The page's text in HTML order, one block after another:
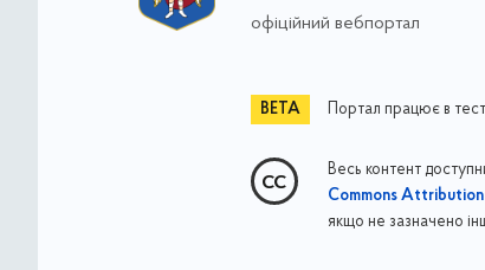
офіційний вебпортал
Портал працює в
Весь контент
Commons
якщо не зазначено